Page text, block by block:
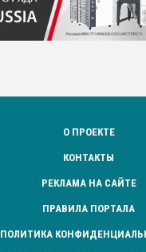
О ПРОЕКТЕ
КОНТАКТЫ
РЕКЛАМА НА САЙТЕ
ПРАВИЛА ПОРТАЛА
ПОЛИТИКА